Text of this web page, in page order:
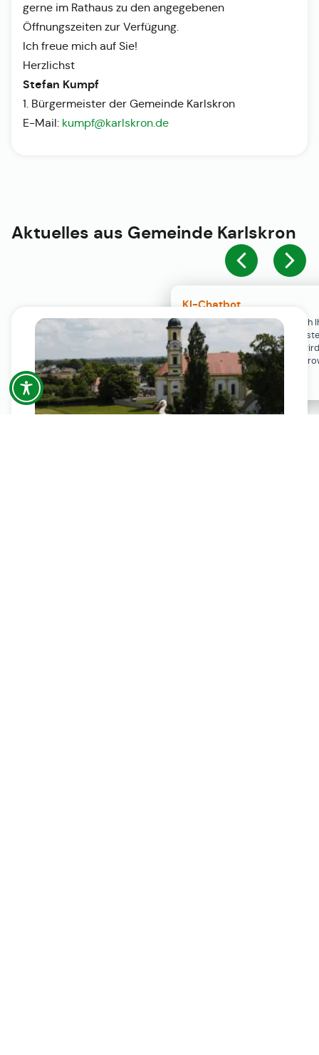
KI-Chatbot
Der KI-Chatbot steht erst nach
Einwilligung in den Cookie-
Verfügung. Der Chat-Verlauf
ausschließlich lokal in Ihrem
gespeichert.
gerne im Rathaus zu den angegebenen
Öffnungszeiten zur Verfügung.
Ich freue mich auf Sie!
Herzlichst
Stefan Kumpf
1. Bürgermeister der Gemeinde Karlskron
E-Mail: kumpf@karlskron.de
Aktuelles aus Gemeinde Karlskron